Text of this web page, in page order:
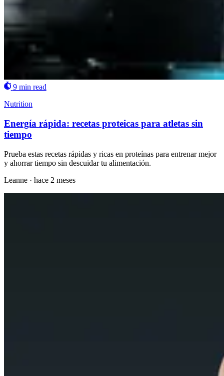
9 min read
Nutrition
Energía rápida: recetas proteicas para atletas sin
tiempo
Prueba estas recetas rápidas y ricas en proteínas para entrenar mejor
y ahorrar tiempo sin descuidar tu alimentación.
Leanne · hace 2 meses